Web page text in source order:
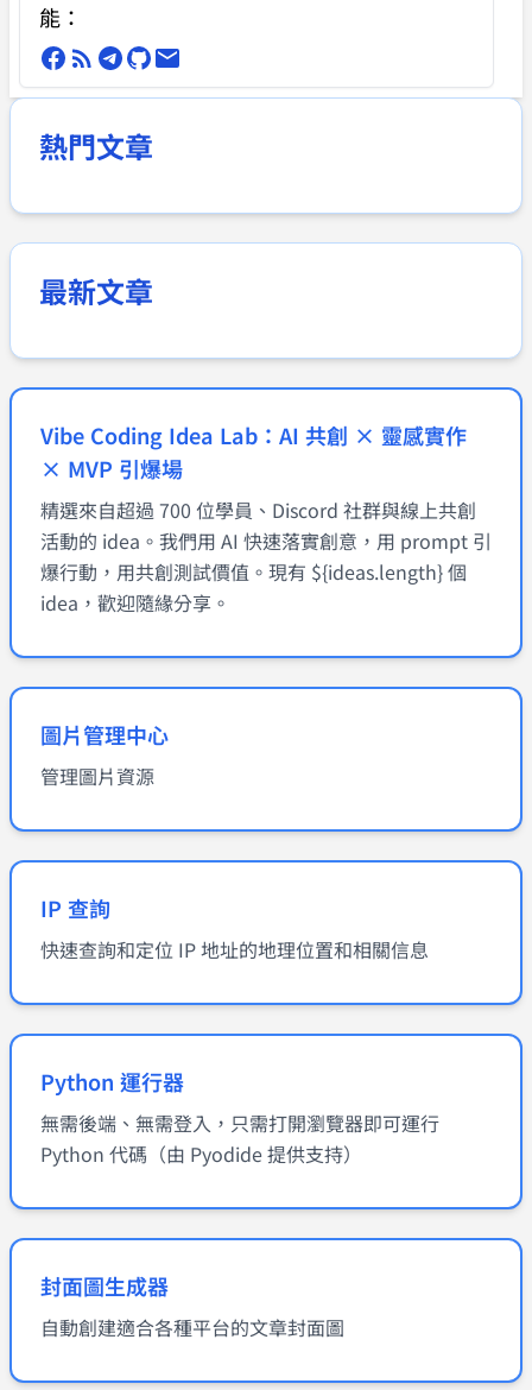
能：
熱門文章
最新文章
Vibe Coding Idea Lab：AI 共創 × 靈感實作
× MVP 引爆場
精選來自超過 700 位學員、Discord 社群與線上共創
活動的 idea。我們用 AI 快速落實創意，用 prompt 引
爆行動，用共創測試價值。現有 ${ideas.length} 個
idea，歡迎隨緣分享。
圖片管理中心
管理圖片資源
IP 查詢
快速查詢和定位 IP 地址的地理位置和相關信息
Python 運行器
無需後端、無需登入，只需打開瀏覽器即可運行
Python 代碼（由 Pyodide 提供支持）
封面圖生成器
自動創建適合各種平台的文章封面圖